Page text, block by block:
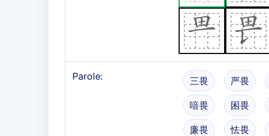
Parole: 三畏 严畏
喑畏 困畏
廉畏 怯畏